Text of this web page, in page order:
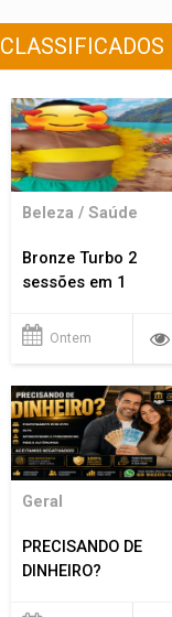
CLASSIFICADOS
Beleza / Saúde
Bronze Turbo 2
sessões em 1
Ontem
Geral
PRECISANDO DE
DINHEIRO?